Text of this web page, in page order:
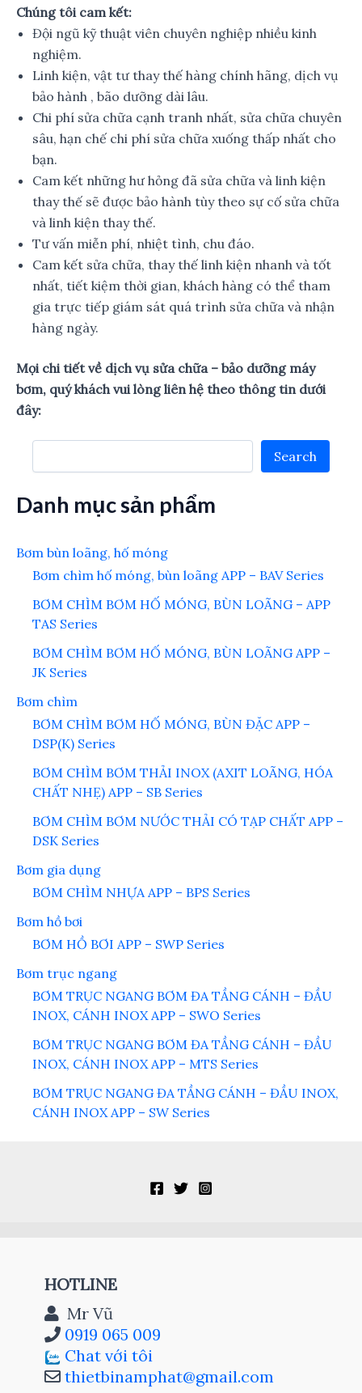
Chúng tôi cam kết:
Đội ngũ kỹ thuật viên chuyên nghiệp nhiều kinh
nghiệm.
Linh kiện, vật tư thay thế hàng chính hãng, dịch vụ
bảo hành , bão dưỡng dài lâu.
Chi phí sửa chữa cạnh tranh nhất, sửa chữa chuyên
sâu, hạn chế chi phí sửa chữa xuống thấp nhất cho
bạn.
Cam kết những hư hỏng đã sửa chữa và linh kiện
thay thế sẽ được bảo hành tùy theo sự cố sửa chữa
và linh kiện thay thế.
Tư vấn miễn phí, nhiệt tình, chu đáo.
Cam kết sửa chữa, thay thế linh kiện nhanh và tốt
nhất, tiết kiệm thời gian, khách hàng có thể tham
gia trực tiếp giám sát quá trình sửa chữa và nhận
hàng ngày.
Mọi chi tiết về dịch vụ sửa chữa – bảo dưỡng máy
bơm, quý khách vui lòng liên hệ theo thông tin dưới
đây:
Search
Search
Danh mục sản phẩm
Bơm bùn loãng, hố móng
Bơm chìm hố móng, bùn loãng APP – BAV Series
BƠM CHÌM BƠM HỐ MÓNG, BÙN LOÃNG – APP
TAS Series
BƠM CHÌM BƠM HỐ MÓNG, BÙN LOÃNG APP –
JK Series
Bơm chìm
BƠM CHÌM BƠM HỐ MÓNG, BÙN ĐẶC APP –
DSP(K) Series
BƠM CHÌM BƠM THẢI INOX (AXIT LOÃNG, HÓA
CHẤT NHẸ) APP – SB Series
BƠM CHÌM BƠM NƯỚC THẢI CÓ TẠP CHẤT APP –
DSK Series
Bơm gia dụng
BƠM CHÌM NHỰA APP – BPS Series
Bơm hồ bơi
BƠM HỒ BƠI APP – SWP Series
Bơm trục ngang
BƠM TRỤC NGANG BƠM ĐA TẦNG CÁNH – ĐẦU
INOX, CÁNH INOX APP – SWO Series
BƠM TRỤC NGANG BƠM ĐA TẦNG CÁNH – ĐẦU
INOX, CÁNH INOX APP – MTS Series
BƠM TRỤC NGANG ĐA TẦNG CÁNH – ĐẦU INOX,
CÁNH INOX APP – SW Series
HOTLINE
Mr Vũ
0919 065 009
Chat với tôi
thietbinamphat@gmail.com